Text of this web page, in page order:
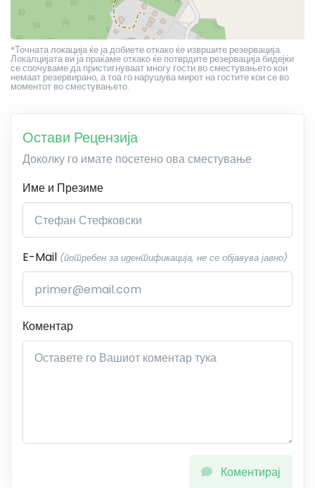
*Точната локација ќе ја добиете откако ќе извршите резервација.
Локалцијата ви ја праќаме откако ќе потврдите резервација бидејќи
се соочуваме да пристигнуваат многу гости во сместувањето кои
немаат резервирано, а тоа го нарушува мирот на гостите кои се во
моментот во сместувањето.
Остави Рецензија
Доколку го имате посетено ова сместување
Име и Презиме
E-Mail (потребен за идентификација, не се објавува јавно)
Коментар
Коментирај